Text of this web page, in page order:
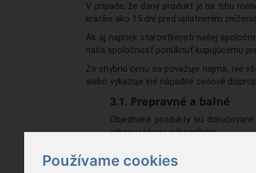
Používame cookies
V prípade, že daný produkt je na trhu
kratšie ako 15 dní pred uplatnením
Ak aj napriek starostlivosti našej
naša spoločnosť ponúknuť kupujúcemu
Za chybnú cenu sa považuje najmä, nie
alebo vykazuje iné nápadné cenové
Prepravné a balné
Objednané produkty sú
adresu určenú zákazníkom.
Pri objednávke do 49,99 EUR